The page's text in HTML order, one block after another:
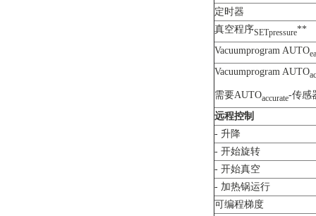
定时器
真空程序SETpressure**
Vacuumprogram AUTO
Vacuumprogram AUTO
需要AUTOaccurate-传感
远程控制
- 升降
- 开始旋转
- 开始真空
- 加热锅运行
可编程梯度